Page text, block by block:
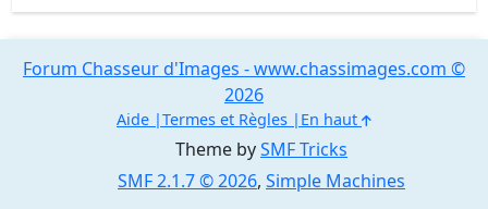
Theme bySMF Tricks
SMF 2.1.7 © 2026, Simple Machines
Forum Chasseur d'Images - www.chassimages.com ©
2026
Aide Termes et Règles En haut